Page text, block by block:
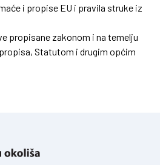
i propise EU i pravila struke iz
propisane zakonom i na temelju
Statutom i drugim općim